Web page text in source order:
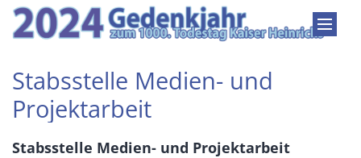
Zum Inhalt springen
Stabsstelle Medien- und
Projektarbeit
Stabsstelle Medien- und Projektarbeit